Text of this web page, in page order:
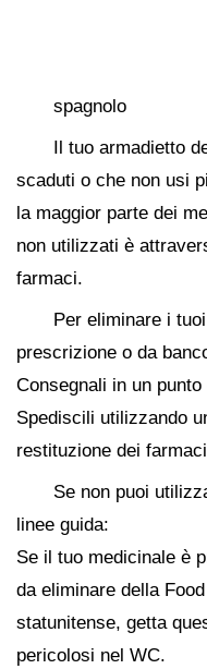
spagnolo
Il tuo armadietto
scaduti o che non usi
la maggior parte dei
non utilizzati è
farmaci.
Per eliminare i
prescrizione o da
Consegnali in un
Spediscili utilizzando
restituzione dei
Se non puoi
linee guida:
Se il tuo medicinale è
da eliminare della
statunitense, getta
pericolosi nel WC.